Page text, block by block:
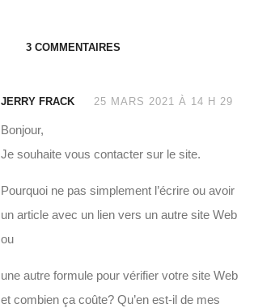
3 COMMENTAIRES
JERRY FRACK 25 MARS 2021 À 14 H 29
Bonjour,
Je souhaite vous contacter sur le site.
Pourquoi ne pas simplement l’écrire ou avoir
un article avec un lien vers un autre site Web
ou
une autre formule pour vérifier votre site Web
et combien ça coûte? Qu’en est-il de mes